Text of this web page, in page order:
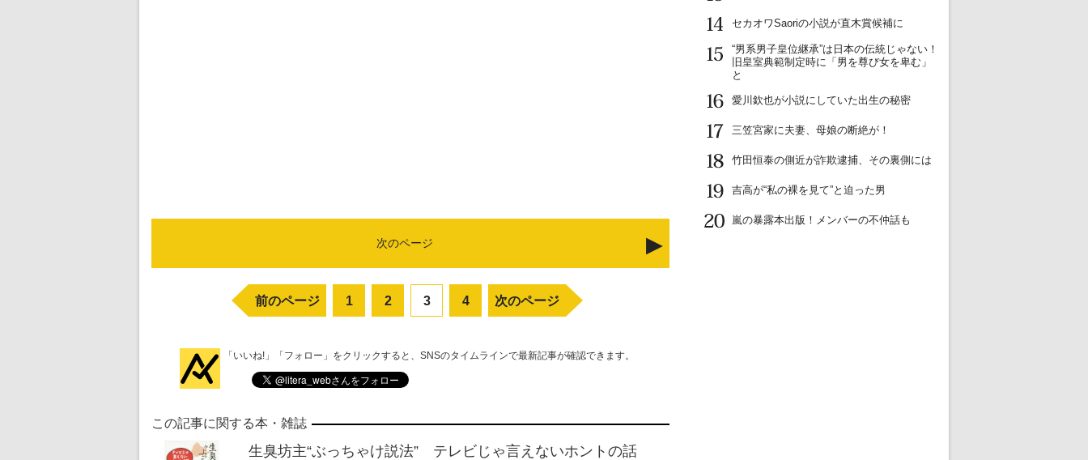
次のページ
前のページ 1 2 3 4 次のページ
「いいね!」「フォロー」をクリックすると、SNSのタイムラインで最新記事が確認できます。
この記事に関する本・雑誌
生臭坊主“ぶっちゃけ説法” テレビじゃ言えないホントの話
14
セカオワSaoriの小説が直木賞候補に
15
“男系男子皇位継承”は日本の伝統じゃない！
旧皇室典範制定時に「男を尊び女を卑む」
と
16
愛川欽也が小説にしていた出生の秘密
17
三笠宮家に夫妻、母娘の断絶が！
18
竹田恒泰の側近が詐欺逮捕、その裏側には
19
吉高が“私の裸を見て”と迫った男
20
嵐の暴露本出版！メンバーの不仲話も